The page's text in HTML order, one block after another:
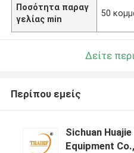
Ποσότητα παραγ
γελίας min
50
Δείτε
Περίπου εμείς
Sichuan
Equipment